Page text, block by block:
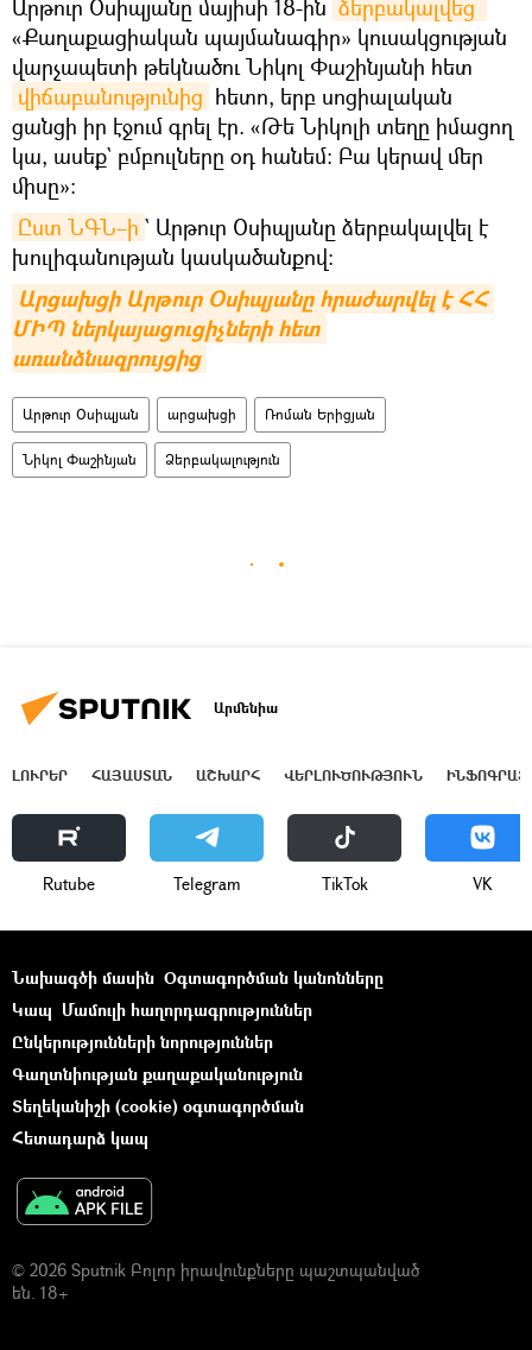
Արթուր Օսիպյանը մայիսի 18-ին
«Քաղաքացիական պայմանագիր» կուսակցության
վարչապետի թեկնածու Նիկոլ Փաշինյանի հետ
վիճաբանությունից հետո, երբ սոցիալական
ցանցի իր էջում գրել էր. «Թե Նիկոլի տեղը իմացող
կա, ասեք` բմբուլները օդ հանեմ։ Բա կերավ մեր
միսը»։
Ըստ ՆԳՆ–ի ` Արթուր Օսիպյանը ձերբակալվել է
խուլիգանության կասկածանքով։
Արցախցի Արթուր Օսիպյանը հրաժարվել է ՀՀ
ՄԻՊ ներկայացուցիչների հետ
առանձնազրույցից
Արթուր Օսիպյան արցախցի Ռոման Երիցյան
Նիկոլ Փաշինյան Ձերբակալություն
Արմենիա
ԼՈՒՐԵՐ ՀԱՅԱՍՏԱՆ ԱՇԽԱՐՀ ՎԵՐԼՈՒԾՈՒԹՅՈՒՆ
Rutube Telegram ТikТоk VK
Նախագծի մասին Օգտագործման կանոնները
Կապ Մամուլի հաղորդագրություններ
Ընկերությունների նորություններ
Գաղտնիության քաղաքականություն
Տեղեկանիշի (cookie) օգտագործման
Հետադարձ կապ
© 2026 Sputnik Բոլոր իրավունքները պաշտպանված
են. 18+